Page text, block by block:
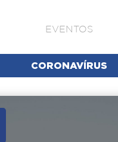
EVENTOS
CORONAVÍRUS